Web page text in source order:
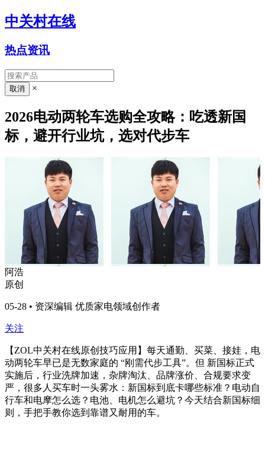
中关村在线
热点资讯
×
2026电动两轮车选购全攻略：吃透新国
标，避开行业坑，选对代步车
阿浩
原创
05-28 • 资深编辑 优质家电领域创作者
关注
【ZOL中关村在线原创技巧应用】每天通勤、买菜、接娃，电
动两轮车早已是无数家庭的 “刚需代步工具”。但 新国标正式
实施后，行业洗牌加速，杂牌淘汰、品牌涨价、合规要求变
严，很多人买车时一头雾水：新国标到底卡哪些标准？电动自
行车和电摩怎么选？电池、电机怎么避坑？今天结合新国标细
则，手把手教你选到靠谱又耐用的车。